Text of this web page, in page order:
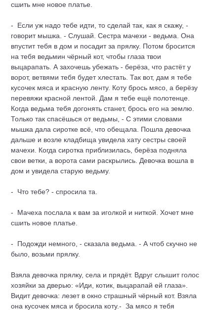
сшить мне но­вое платье.
- Если уж надо тебе идти, то сделай так, как я скажу, -
говорит мышка. - Слушай. Сестра мачехи - ведьма . Она
впустит тебя в дом и по­садит за прялку. Потом бросится
на тебя ведьмин чёрный кот, чтобы гла­за твои
выцарапать. А захочешь убежать - берёза, что растёт у
ворот, ветвями тебя будет хлестать. Так вот, дам я тебе
кусочек мяса и красную ленту. Коту брось мясо, а берёзу
перевяжи красной лентой. Дам я тебе ещё полотенце.
Когда ведьма тебя догонять станет, брось его на землю.
Только так спасёшься от ведьмы, - С этими словами
мышка дала сиротке всё, что обещала. Пошла девочка
дальше и возле кладбища увидела хату сестры своей
мачехи. Когда сиротка приблизилась, берёза подняла
свои ветки, а воро­та сами раскрылись. Девочка вошла в
дом и увидела старую ведьму.
- Что тебе? - спросила та.
- Мачеха послала к вам за иголкой и ниткой. Хочет мне
сшить новое платье.
- Подожди немного, - сказала ведьма. - А чтоб скучно не
было, возь­ми прялку.
Взяла девочка прялку, села и прядёт. Вдруг слышит голос
хозяйки за дверью: «Иди, котик, выцарапай ей глаза».
Видит девочка: лезет в окно страшный чёрный кот. Взяла
она кусочек мяса и бросила коту.- За мясо я тебя